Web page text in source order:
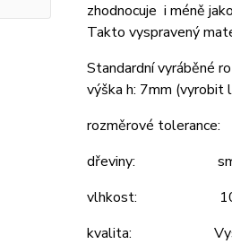
zhodnocuje i méně
Takto vyspravený
Standardní vyráběné
výška h: 7mm (vyrobit
rozměrové tolerance:
dřeviny: smrk,
vlhkost:
kvalita: